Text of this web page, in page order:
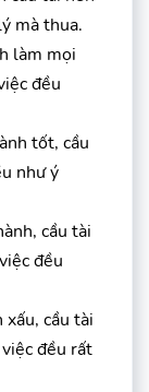
mà thua.
làm mọi
đều
tốt, cầu
như ý
cầu tài
đều
xấu, cầu tài
đều rất